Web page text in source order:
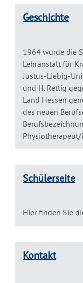
Geschichte
1964 wurde die
Lehranstalt für
Justus-Liebig-
und H. Rettig
Land Hessen
des neuen
Physiotherapeut/
Schülerseite
Hier finden Sie
Kontakt